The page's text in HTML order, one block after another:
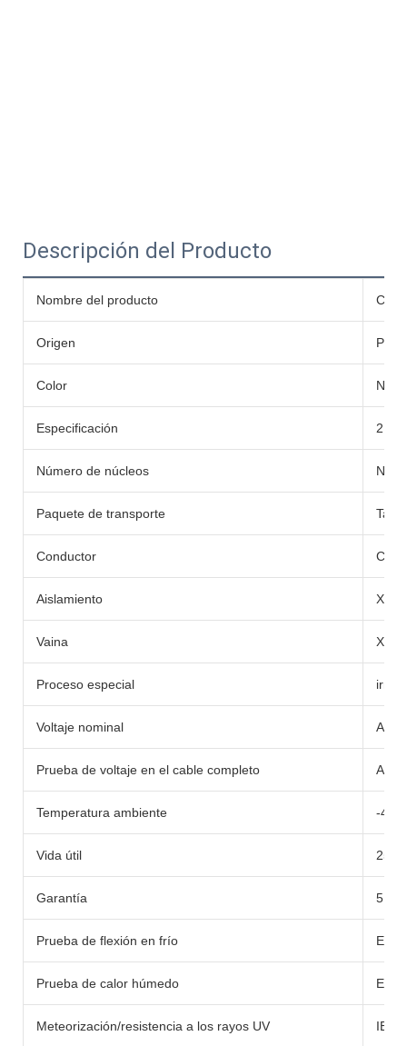
Descripción del Producto
Nombre del producto
Origen
Color
Especificación
Número de núcleos
Paquete de transporte
Conductor
Aislamiento
Vaina
Proceso especial
Voltaje nominal AC:
Prueba de voltaje en el cable completo AC:
Temperatura ambiente -
Vida útil 25
Garantía 5
Prueba de flexión en frío
Prueba de calor húmedo
Meteorización/resistencia a los rayos UV IEC